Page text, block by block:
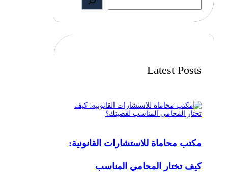
a
r
Latest Posts
مكتب محاماة للاستشارات القانونية:
كيف تختار المحامي المناسب